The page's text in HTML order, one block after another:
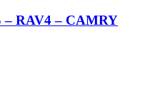
– RAV4 – CAMRY